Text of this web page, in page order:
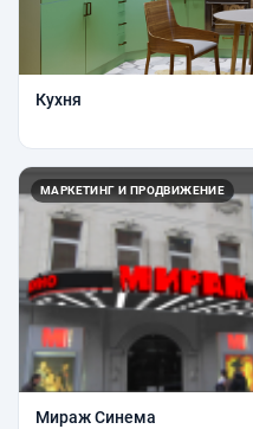
Кухня
МАРКЕТИНГ И ПРОДВИЖЕНИЕ
Мираж Синема